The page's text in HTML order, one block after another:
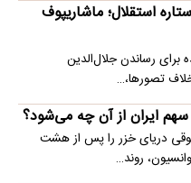
استقلال؛ ماشاریپوف
برای رساندن جلال‌الدین
تصورها،…
ایران از آن چه می‌شود؟
دریای خزر را پس از هشت
روند…